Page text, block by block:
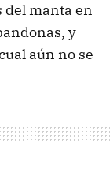
del manta en
y
aún no se